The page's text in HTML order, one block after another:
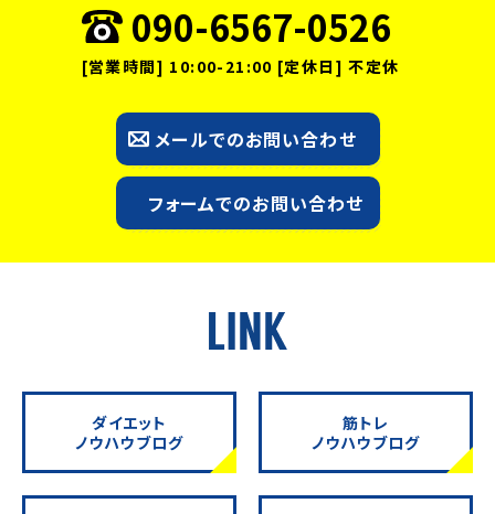
090-6567-0526
[営業時間] 10:00-21:00 [定休日] 不定休
メールでのお問い合わせ
フォームでのお問い合わせ
ダイエット
ノウハウブログ
筋トレ
ノウハウブログ